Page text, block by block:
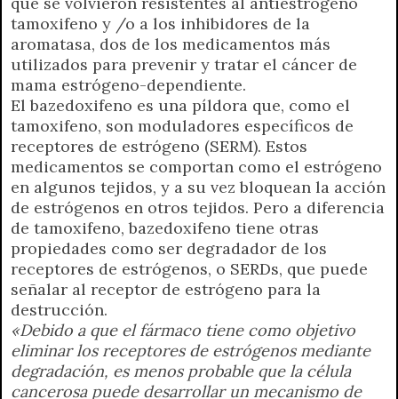
tamoxifeno y /o a los inhibidores de la
aromatasa, dos de los medicamentos más
utilizados para prevenir y tratar el cáncer de
mama estrógeno-dependiente.
El bazedoxifeno es una píldora que, como el
tamoxifeno, son moduladores específicos de
receptores de estrógeno (SERM). Estos
medicamentos se comportan como el estrógeno
en algunos tejidos, y a su vez bloquean la acción
de estrógenos en otros tejidos. Pero a diferencia
de tamoxifeno, bazedoxifeno tiene otras
propiedades como ser degradador de los
receptores de estrógenos, o SERDs, que puede
señalar al receptor de estrógeno para la
destrucción.
«Debido a que el fármaco tiene como objetivo
eliminar los receptores de estrógenos mediante
degradación, es menos probable que la célula
cancerosa puede desarrollar un mecanismo de